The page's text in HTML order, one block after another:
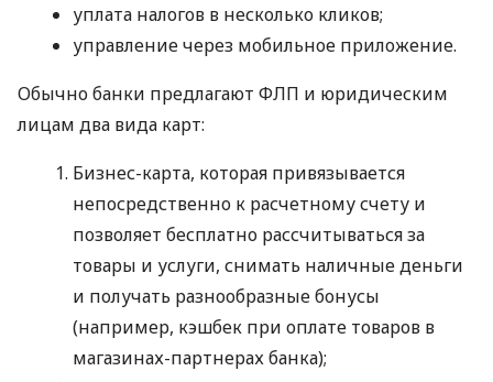
уплата налогов в несколько кликов;
управление через мобильное приложение.
Обычно банки предлагают ФЛП и юридическим
лицам два вида карт:
Бизнес-карта, которая привязывается
непосредственно к расчетному счету и
позволяет бесплатно рассчитываться за
товары и услуги, снимать наличные деньги
и получать разнообразные бонусы
(например, кэшбек при оплате товаров в
магазинах-партнерах банка);